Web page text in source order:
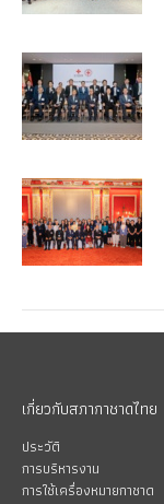
เกี่ยวกับสภากาชาดไทย
ประวัติ
การบริหารงาน
การใช้เครื่องหมายกาชาด